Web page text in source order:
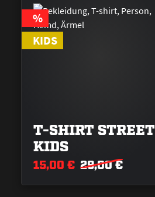
RABATT
%
KIDS
T-SHIRT STREET
KIDS
15,00 € 29,00 €